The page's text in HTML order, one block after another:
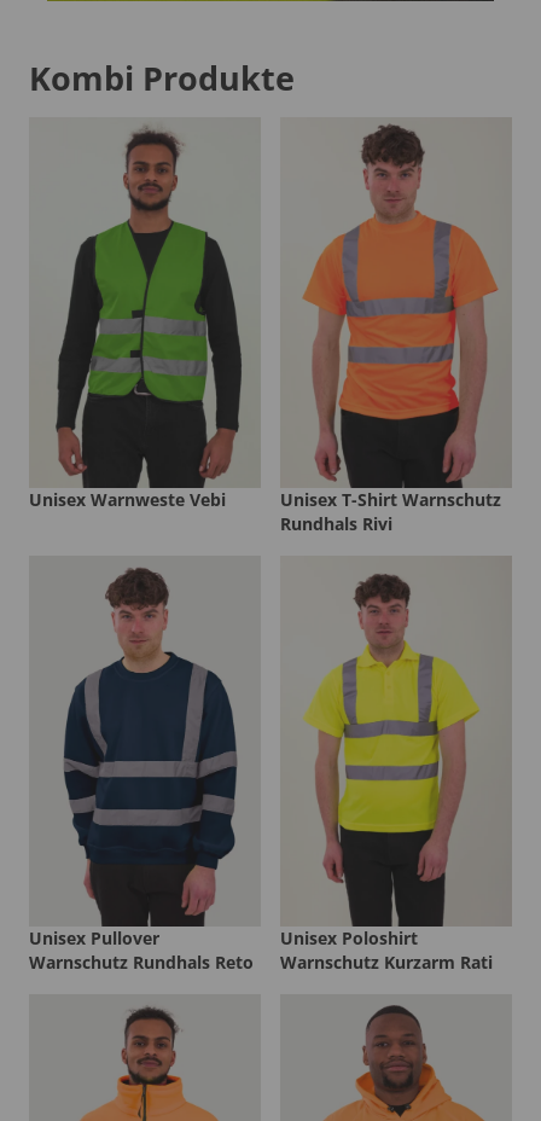
Kombi Produkte
Unisex Warnweste Vebi
Unisex T-Shirt Warnschutz
Rundhals Rivi
Unisex Pullover
Warnschutz Rundhals Reto
Unisex Poloshirt
Warnschutz Kurzarm Rati